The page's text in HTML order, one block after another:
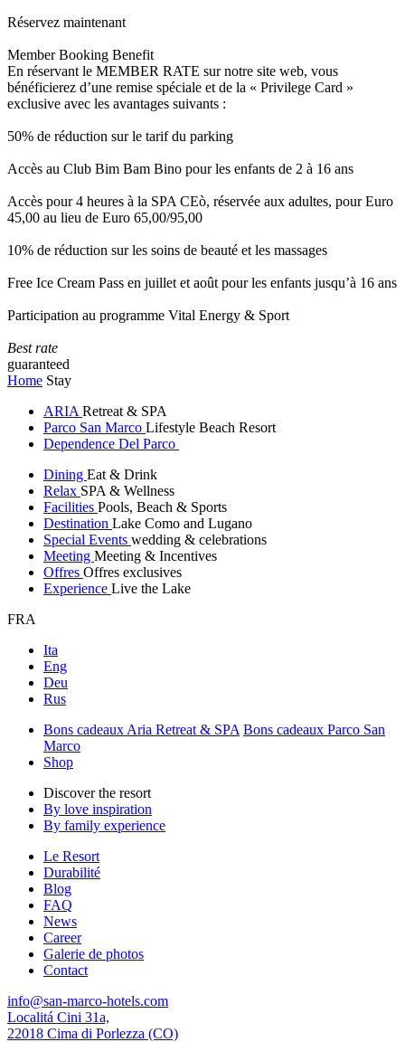
Réservez maintenant
Member Booking Benefit
En réservant le MEMBER RATE sur notre site web, vous
bénéficierez d’une remise spéciale et de la « Privilege Card »
exclusive avec les avantages suivants :
50% de réduction sur le tarif du parking
Accès au Club Bim Bam Bino pour les enfants de 2 à 16 ans
Accès pour 4 heures à la SPA CEò, réservée aux adultes, pour Euro
45,00 au lieu de Euro 65,00/95,00
10% de réduction sur les soins de beauté et les massages
Free Ice Cream Pass en juillet et août pour les enfants jusqu’à 16 ans
Participation au programme Vital Energy & Sport
Best rate
guaranteed
Home Stay
ARIA Retreat & SPA
Parco San Marco Lifestyle Beach Resort
Dependence Del Parco
Dining Eat & Drink
Relax SPA & Wellness
Facilities Pools, Beach & Sports
Destination Lake Como and Lugano
Special Events wedding & celebrations
Meeting Meeting & Incentives
Offres Offres exclusives
Experience Live the Lake
FRA
Ita
Eng
Deu
Rus
Bons cadeaux Aria Retreat & SPA Bons cadeaux Parco San
Marco
Shop
Discover the resort
By love inspiration
By family experience
Le Resort
Durabilité
Blog
FAQ
News
Career
Galerie de photos
Contact
info@san-marco-hotels.com
Localitá Cini 31a,
22018 Cima di Porlezza (CO)